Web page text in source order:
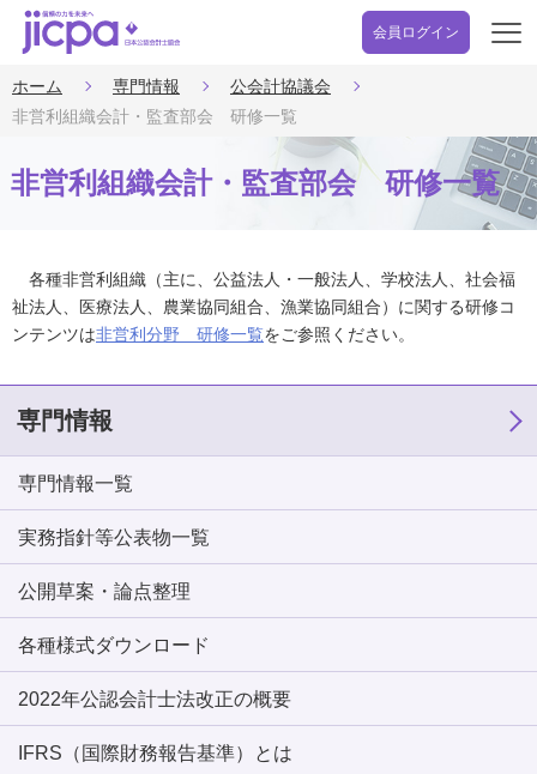
会員ログイン
開
ホーム 専門情報
公会計協議会
非営利組織会計・監査部会 研修一覧
非営利組織会計・監査部会 研修一覧
各種非営利組織（主に、公益法人・一般法人、学校法人、社会福
祉法人、医療法人、農業協同組合、漁業協同組合）に関する研修コ
ンテンツは非営利分野 研修一覧をご参照ください。
専門情報
専門情報一覧
実務指針等公表物一覧
公開草案・論点整理
各種様式ダウンロード
2022年公認会計士法改正の概要
IFRS（国際財務報告基準）とは